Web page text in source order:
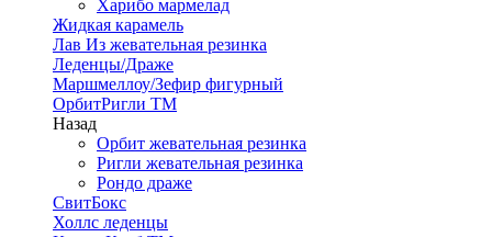
Харибо мармелад
Жидкая карамель
Лав Из жевательная резинка
Леденцы/Драже
Маршмеллоу/Зефир фигурный
ОрбитРигли ТМ
Назад
Орбит жевательная резинка
Ригли жевательная резинка
Рондо драже
СвитБокс
Холлс леденцы